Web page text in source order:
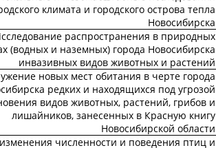
климата и городского острова тепла
Новосибирска
распространения в природных
(водных и наземных) города Новосибирска
инвазивных видов животных и растений
новых мест обитания в черте города
редких и находящихся под угрозой
видов животных, растений, грибов и
лишайников, занесенных в Красную книгу
Новосибирской области
численности и поведения птиц и